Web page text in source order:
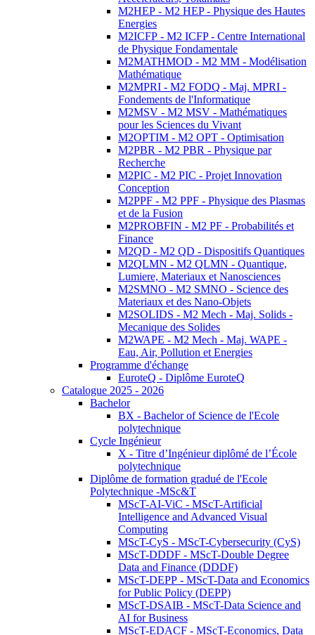
M2HEP - M2 HEP - Physique des Hautes
Energies
M2ICFP - M2 ICFP - Centre International
de Physique Fondamentale
M2MATHMOD - M2 MM - Modélisation
Mathématique
M2MPRI - M2 FODQ - Maj. MPRI -
Fondements de l'Informatique
M2MSV - M2 MSV - Mathématiques
pour les Sciences du Vivant
M2OPTIM - M2 OPT - Optimisation
M2PBR - M2 PBR - Physique par
Recherche
M2PIC - M2 PIC - Projet Innovation
Conception
M2PPF - M2 PPF - Physique des Plasmas
et de la Fusion
M2PROBFIN - M2 PF - Probabilités et
Finance
M2QD - M2 QD - Dispositifs Quantiques
M2QLMN - M2 QLMN - Quantique,
Lumiere, Materiaux et Nanosciences
M2SMNO - M2 SMNO - Science des
Materiaux et des Nano-Objets
M2SOLIDS - M2 Mech - Maj. Solids -
Mecanique des Solides
M2WAPE - M2 Mech - Maj. WAPE -
Eau, Air, Pollution et Energies
Programme d'échange
EuroteQ - Diplôme EuroteQ
Catalogue 2025 - 2026
Bachelor
BX - Bachelor of Science de l'Ecole
polytechnique
Cycle Ingénieur
X - Titre d’Ingénieur diplômé de l’École
polytechnique
Diplôme de formation gradué de l'Ecole
Polytechnique -MSc&T
MScT-AI-ViC - MScT-Artificial
Intelligence and Advanced Visual
Computing
MScT-CyS - MScT-Cybersecurity (CyS)
MScT-DDDF - MScT-Double Degree
Data and Finance (DDDF)
MScT-DEPP - MScT-Data and Economics
for Public Policy (DEPP)
MScT-DSAIB - MScT-Data Science and
AI for Business
MScT-EDACF - MScT-Economics, Data